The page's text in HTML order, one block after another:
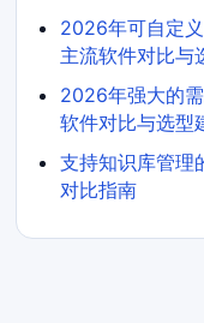
2026年可自定
主流软件对比与
2026年强大的
软件对比与选型
支持知识库管理
对比指南